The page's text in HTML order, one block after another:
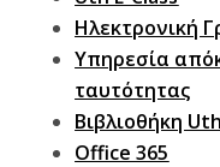
Ηλεκτρονική
Υπηρεσία
ταυτότητας
Βιβλιοθήκη Uth
Office 365